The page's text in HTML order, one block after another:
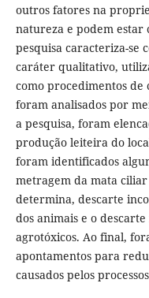
outros fatores na
natureza e podem estar
pesquisa caracteriza-se
caráter qualitativo,
como procedimentos de
foram analisados por
a pesquisa, foram
produção leiteira do
foram identificados
metragem da mata
determina, descarte
dos animais e o
agrotóxicos. Ao final,
apontamentos para
causados pelos